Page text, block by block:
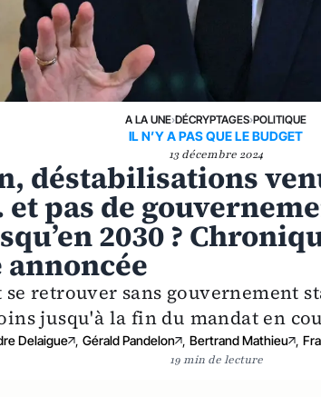
A LA UNE›DÉCRYPTAGES›POLITIQUE
IL N’Y A PAS QUE LE BUDGET
13 décembre 2024
déstabilisations
pas de
2030 ?
retrouver sans gouvernement
jusqu'à la fin du mandat en
Delaigue , Gérald Pandelon , Bertrand Mathieu ,
19 min de lecture